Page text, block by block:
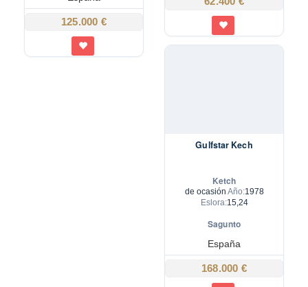
125.000 €
Gulfstar Kech
Ketch
de ocasión Año:1978
Eslora:15,24
Sagunto
España
168.000 €